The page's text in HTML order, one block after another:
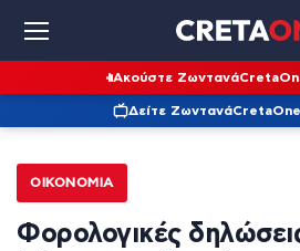
Ακούστε Ζωντανά
Δείτε Ζωντανά
ΟΙΚΟΝΟΜΊΑ
Φορολογικές